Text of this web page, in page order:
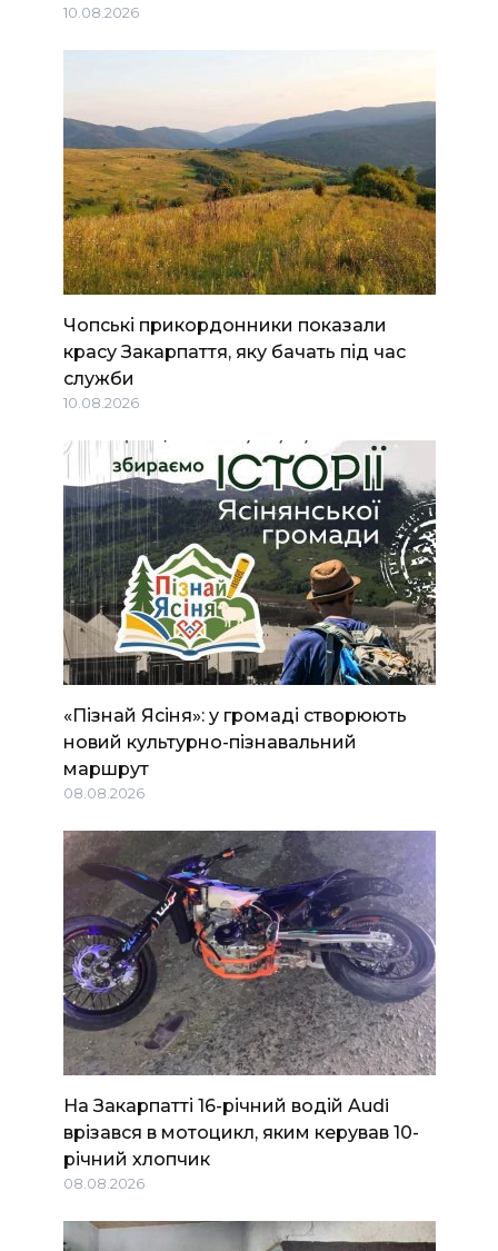
10.08.2026
Чопські прикордонники показали
красу Закарпаття, яку бачать під час
служби
10.08.2026
«Пізнай Ясіня»: у громаді створюють
новий культурно-пізнавальний
маршрут
08.08.2026
На Закарпатті 16-річний водій Audi
врізався в мотоцикл, яким керував 10-
річний хлопчик
08.08.2026